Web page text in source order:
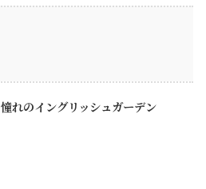
憧れのイングリッシュガーデン